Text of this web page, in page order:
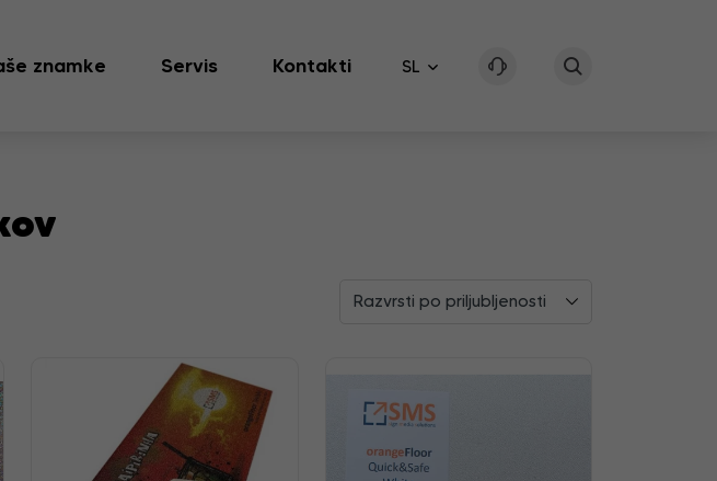
znamke Servis Kontakti SL
Razvrsti po priljubljenosti